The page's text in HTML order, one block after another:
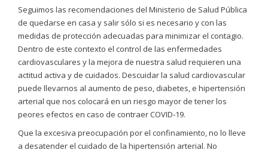
Seguimos las recomendaciones del Ministerio de Salud Pública
de quedarse en casa y salir sólo si es necesario y con las
medidas de protección adecuadas para minimizar el contagio.
Dentro de este contexto el control de las enfermedades
cardiovasculares y la mejora de nuestra salud requieren una
actitud activa y de cuidados. Descuidar la salud cardiovascular
puede llevarnos al aumento de peso, diabetes, e hipertensión
arterial que nos colocará en un riesgo mayor de tener los
peores efectos en caso de contraer COVID-19.
Que la excesiva preocupación por el confinamiento, no lo lleve
a desatender el cuidado de la hipertensión arterial. No